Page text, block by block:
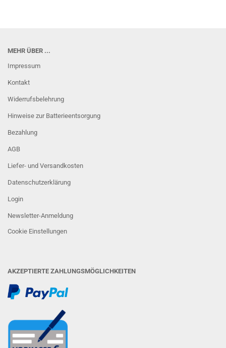
MEHR ÜBER ...
Impressum
Kontakt
Widerrufsbelehrung
Hinweise zur Batterieentsorgung
Bezahlung
AGB
Liefer- und Versandkosten
Datenschutzerklärung
Login
Newsletter-Anmeldung
Cookie Einstellungen
AKZEPTIERTE ZAHLUNGSMÖGLICHKEITEN